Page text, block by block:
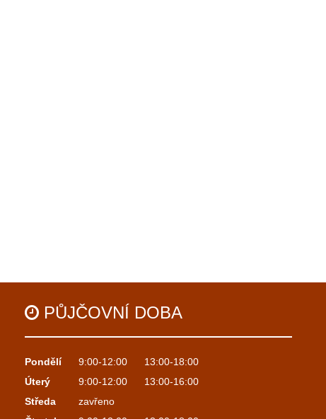
PŮJČOVNÍ DOBA
Pondělí 9:00-12:00 13:00-18:00
Úterý
9:00-12:00
13:00-16:00
Středa
zavřeno